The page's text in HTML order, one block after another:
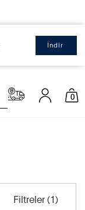
İndir
0
Filtreler (1)